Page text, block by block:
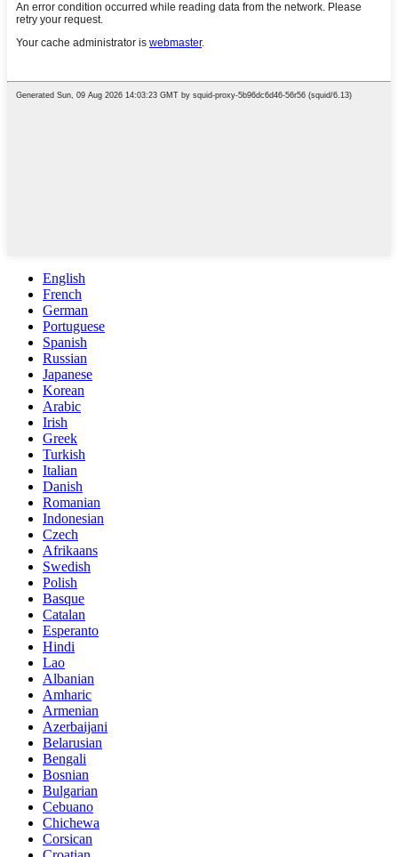
English
French
German
Portuguese
Spanish
Russian
Japanese
Korean
Arabic
Irish
Greek
Turkish
Italian
Danish
Romanian
Indonesian
Czech
Afrikaans
Swedish
Polish
Basque
Catalan
Esperanto
Hindi
Lao
Albanian
Amharic
Armenian
Azerbaijani
Belarusian
Bengali
Bosnian
Bulgarian
Cebuano
Chichewa
Corsican